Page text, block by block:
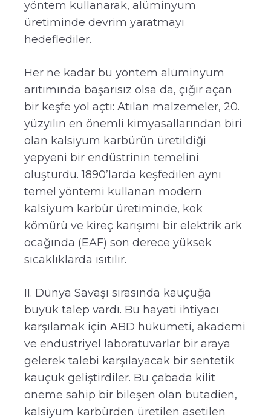
yöntem kullanarak, alüminyum
üretiminde devrim yaratmayı
hedeflediler.
Her ne kadar bu yöntem alüminyum
arıtımında başarısız olsa da, çığır açan
bir keşfe yol açtı: Atılan malzemeler, 20.
yüzyılın en önemli kimyasallarından biri
olan kalsiyum karbürün üretildiği
yepyeni bir endüstrinin temelini
oluşturdu. 1890’larda keşfedilen aynı
temel yöntemi kullanan modern
kalsiyum karbür üretiminde, kok
kömürü ve kireç karışımı bir elektrik ark
ocağında (EAF) son derece yüksek
sıcaklıklarda ısıtılır.
II. Dünya Savaşı sırasında kauçuğa
büyük talep vardı. Bu hayati ihtiyacı
karşılamak için ABD hükümeti, akademi
ve endüstriyel laboratuvarlar bir araya
gelerek talebi karşılayacak bir sentetik
kauçuk geliştirdiler. Bu çabada kilit
öneme sahip bir bileşen olan butadien,
kalsiyum karbürden üretilen asetilen